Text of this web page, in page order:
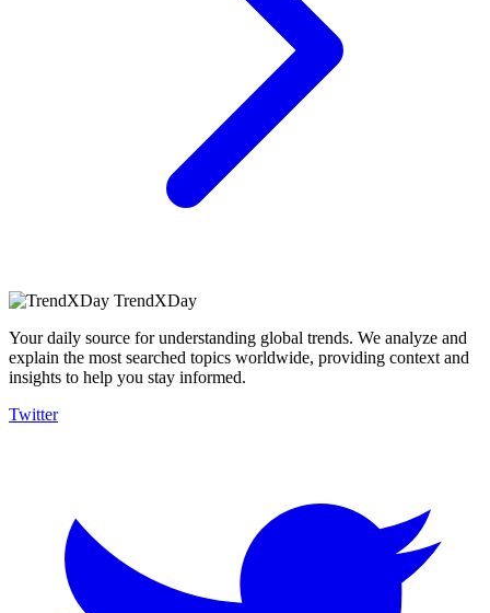
TrendXDay
Your daily source for understanding global trends. We analyze and
explain the most searched topics worldwide, providing context and
insights to help you stay informed.
Twitter